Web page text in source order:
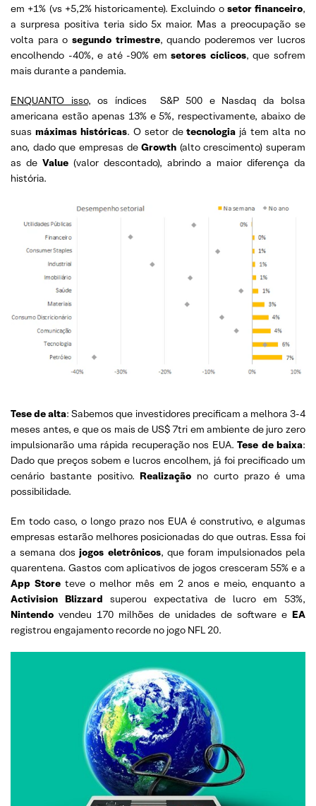
em +1% (vs +5,2% historicamente). Excluindo o setor financeiro,
a surpresa positiva teria sido 5x maior. Mas a preocupação se
volta para o segundo trimestre, quando poderemos ver lucros
encolhendo -40%, e até -90% emsetores cíclicos, que sofrem
mais durante a pandemia.
ENQUANTO isso, os índices S&P 500 e Nasdaq da bolsa
americana estão apenas 13% e 5%, respectivamente, abaixo de
suas máximas históricas. O setor detecnologia já tem alta no
ano, dado que empresas deGrowth (alto crescimento) superam
as de Value (valor descontado), abrindo a maior diferença da
história.
Tese de alta: Sabemos que investidores precificam a melhora 3-4
meses antes, e que os mais de US$ 7tri em ambiente de juro zero
impulsionarão uma rápida recuperação nos EUA. Tese de baixa:
Dado que preços sobem e lucros encolhem, já foi precificado um
cenário bastante positivo. Realização no curto prazo é uma
possibilidade.
Em todo caso, o longo prazo nos EUA é construtivo, e algumas
empresas estarão melhores posicionadas do que outras. Essa foi
a semana dosjogos eletrônicos, que foram impulsionados pela
quarentena. Gastos com aplicativos de jogos cresceram 55% e a
App Store teve o melhor mês em 2 anos e meio, enquanto a
Activision Blizzard superou expectativa de lucro em 53%,
Nintendo vendeu 170 milhões de unidades de software e EA
registrou engajamento recorde no jogo NFL 20.